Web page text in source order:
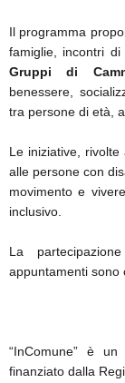
Il programma
famiglie, incontri di
Gruppi di
benessere,
tra persone di età,
Le iniziative,
alle persone con
movimento e
inclusivo.
La
appuntamenti sono
“InComune” è
finanziato dalla